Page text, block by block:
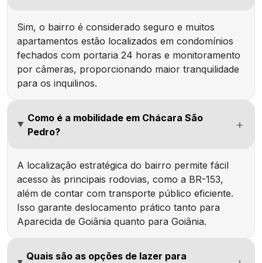
Sim, o bairro é considerado seguro e muitos
apartamentos estão localizados em condomínios
fechados com portaria 24 horas e monitoramento
por câmeras, proporcionando maior tranquilidade
para os inquilinos.
Como é a mobilidade em Chácara São
Pedro?
A localização estratégica do bairro permite fácil
acesso às principais rodovias, como a BR-153,
além de contar com transporte público eficiente.
Isso garante deslocamento prático tanto para
Aparecida de Goiânia quanto para Goiânia.
Quais são as opções de lazer para